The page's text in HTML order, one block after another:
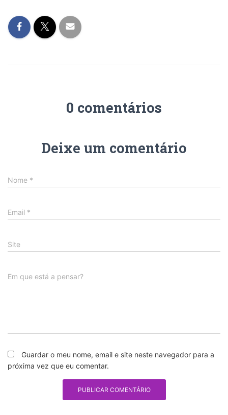
0 comentários
Deixe um comentário
Nome *
Email *
Site
Em que está a pensar?
Guardar o meu nome, email e site neste navegador para a
próxima vez que eu comentar.